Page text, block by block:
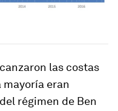
las costas
eran
régimen de Ben